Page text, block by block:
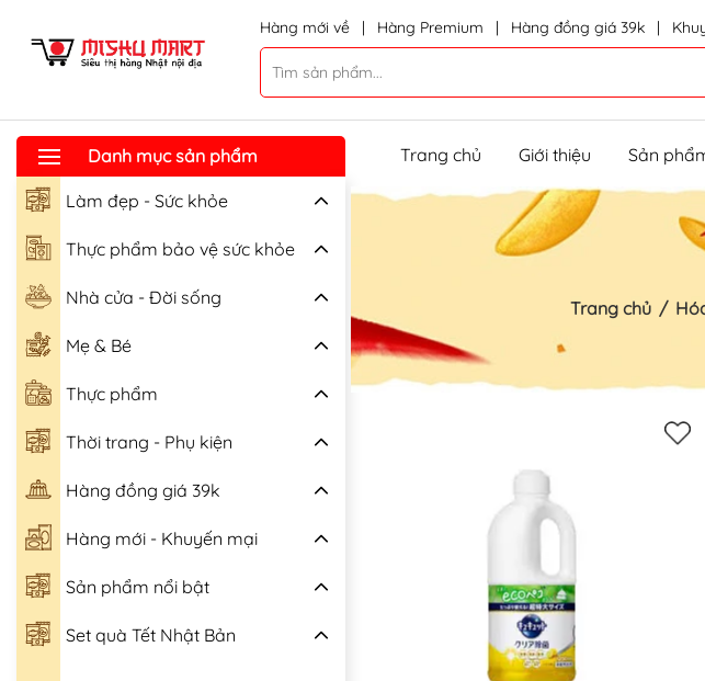
Hàng mới về | Hàng Premium | Hàng đồng giá 39k |
Danh mục sản phẩm
Làm đẹp - Sức khỏe
Thực phẩm bảo vệ sức khỏe
Nhà cửa - Đời sống
Mẹ & Bé
Thực phẩm
Thời trang - Phụ kiện
Hàng đồng giá 39k
Hàng mới - Khuyến mại
Sản phẩm nổi bật
Set quà Tết Nhật Bản
Trang chủ Giới thiệu Sản
Trang chủ /
Điều kiện: